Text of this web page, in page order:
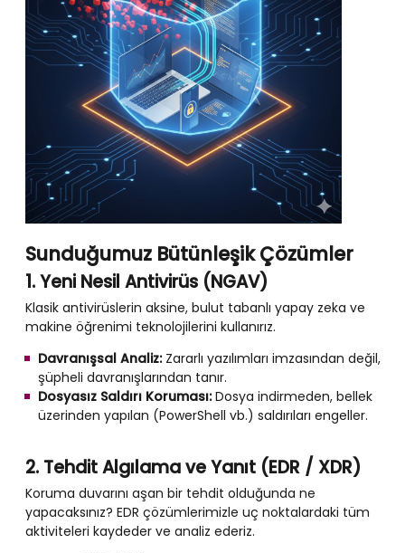
Sunduğumuz Bütünleşik Çözümler
1. Yeni Nesil Antivirüs (NGAV)
Klasik antivirüslerin aksine, bulut tabanlı yapay zeka ve
makine öğrenimi teknolojilerini kullanırız.
Davranışsal Analiz:Zararlı yazılımları imzasından değil,
şüpheli davranışlarından tanır.
Dosyasız Saldırı Koruması:Dosya indirmeden, bellek
üzerinden yapılan (PowerShell vb.) saldırıları engeller.
2. Tehdit Algılama ve Yanıt (EDR / XDR)
Koruma duvarını aşan bir tehdit olduğunda ne
yapacaksınız? EDR çözümlerimizle uç noktalardaki tüm
aktiviteleri kaydeder ve analiz ederiz.